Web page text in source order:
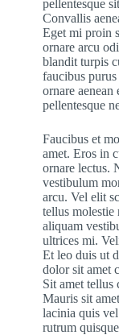
pellentesque
Convallis
Eget mi proin
ornare arcu
blandit turpis
faucibus
ornare
pellentesque
Faucibus et
amet. Eros in
ornare lectus.
vestibulum
arcu. Vel elit
tellus molestie
aliquam
ultrices mi.
Et leo duis ut
dolor sit amet
Sit amet tellus
Mauris sit
lacinia quis
rutrum